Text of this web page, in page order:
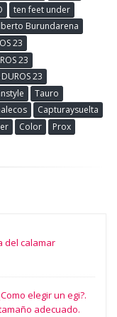
ten feet under
Burundarena
23
23
23
Tauro
Capturaysuelta
Color
Prox
del calamar
elegir un egi?.
adecuado.